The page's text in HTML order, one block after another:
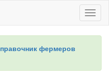
фермеров